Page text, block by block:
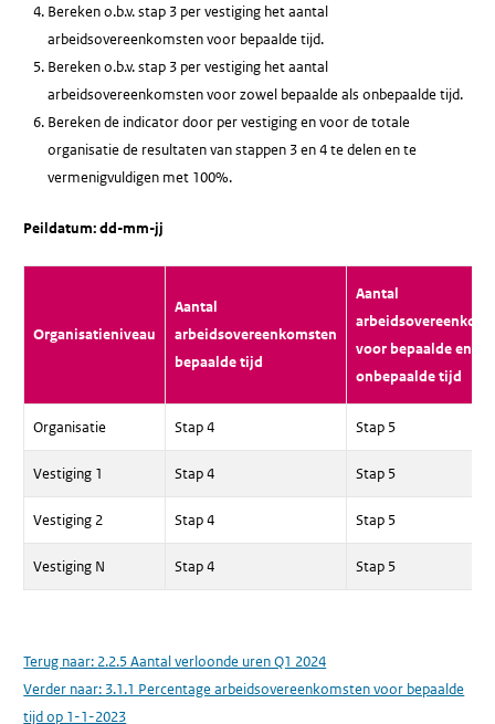
Bereken o.b.v. stap 3 per vestiging het aantal
arbeidsovereenkomsten voor bepaalde tijd.
Bereken o.b.v. stap 3 per vestiging het aantal
arbeidsovereenkomsten voor zowel bepaalde als onbepaalde tijd.
Bereken de indicator door per vestiging en voor de totale
organisatie de resultaten van stappen 3 en 4 te delen en te
vermenigvuldigen met 100%.
Peildatum: dd-mm-jj
Organisatieniveau
Aantal
arbeidsovereenkomsten
bepaalde tijd
Aantal
voor bepaalde en
onbepaalde tijd
Organisatie Stap 4 Stap 5
Vestiging 1 Stap 4 Stap 5
Vestiging 2 Stap 4 Stap 5
Vestiging N Stap 4 Stap 5
Terug naar: 2.2.5 Aantal verloonde uren Q1 2024
Verder naar: 3.1.1 Percentage arbeidsovereenkomsten voor bepaalde
tijd op 1-1-2023